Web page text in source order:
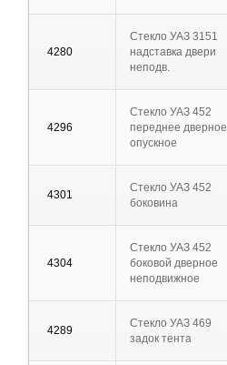
4280
Стекло УАЗ 3151
надставка двери
неподв.
4296
Стекло УАЗ 452
переднее дверное
опускное
4301
Стекло УАЗ 452
боковина
4304
Стекло УАЗ 452
боковой дверное
неподвижное
4289
Стекло УАЗ 469
задок тента